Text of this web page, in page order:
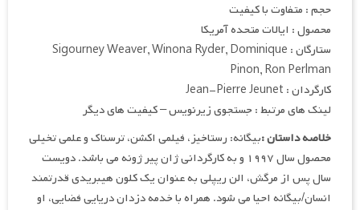
حجم : متفاوت با کیفیت
محصول : ایالات متحده آمریکا
ستارگان : Sigourney Weaver, Winona Ryder, Dominique
Pinon, Ron Perlman
کارگردان : Jean-Pierre Jeunet
لینک های مرتبط : جستجوی زیرنویس – کیفیت های دیگر
خلاصه داستان :بیگانه: رستاخیز، فیلمی اکشن، ترسناک و علمی تخیلی
محصول سال ۱۹۹۷ و به کارگردانی ژان پیر ژونه می باشد. دویست
سال پس از مرگش، الن ریپلی به عنوان یک کلون هیبریدی قدرتمند
انسان/بیگانه احیا می شود. همراه با خدمه دزدان دریایی فضایی، او